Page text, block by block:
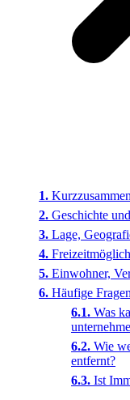
Geschichte
Lage,
Einwohner,
Häufige Fragen
Was
Wie
entfernt?
Ist